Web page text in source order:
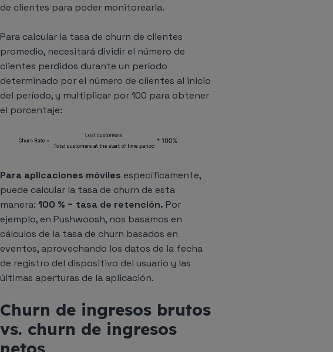
de clientes para poder monitorearla.
Para calcular la tasa de churn de clientes
promedio, necesitará dividir el número de
clientes perdidos durante un período
determinado por el número de clientes al inicio
del período, y multiplicar por 100 para obtener
el porcentaje:
Para aplicaciones móviles específicamente,
puede calcular la tasa de churn de esta
manera: 100 % − tasa de retención. Por
ejemplo, en Pushwoosh, nos basamos en
cálculos de la tasa de churn basados en
eventos, aprovechando los datos de la fecha
de registro del dispositivo del usuario y las
últimas aperturas de la aplicación.
Churn de ingresos brutos
vs. churn de ingresos